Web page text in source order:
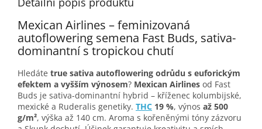
Mexican Airlines – feminizovaná
autoflowering semena Fast Buds, sativa-
dominantní s tropickou chutí
Hledáte true sativa autoflowering odrůdu s euforickým
efektem a vyšším výnosem? Mexican Airlines od Fast
Buds je sativa-dominantní hybrid – kříženec kolumbijské,
mexické a Ruderalis genetiky. THC 19 %, výnos až 500
g/m², výška až 140 cm. Aroma s kořeněnými tóny zázvoru